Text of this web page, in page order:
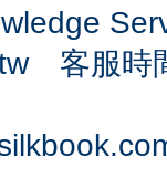
客服時